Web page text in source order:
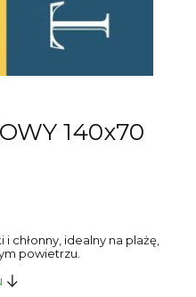
140x70
chłonny, idealny na plażę,
powietrzu.